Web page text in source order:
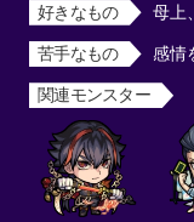
好きなもの 母上
苦手なもの 感情
関連モンスター